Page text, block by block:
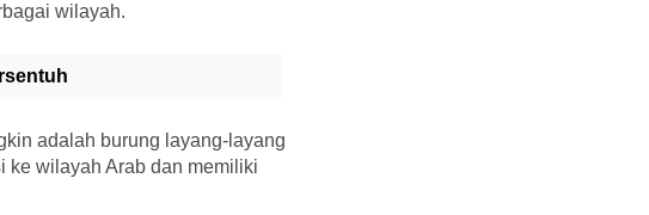
wilayah.
adalah burung layang-layang
ke wilayah Arab dan memiliki